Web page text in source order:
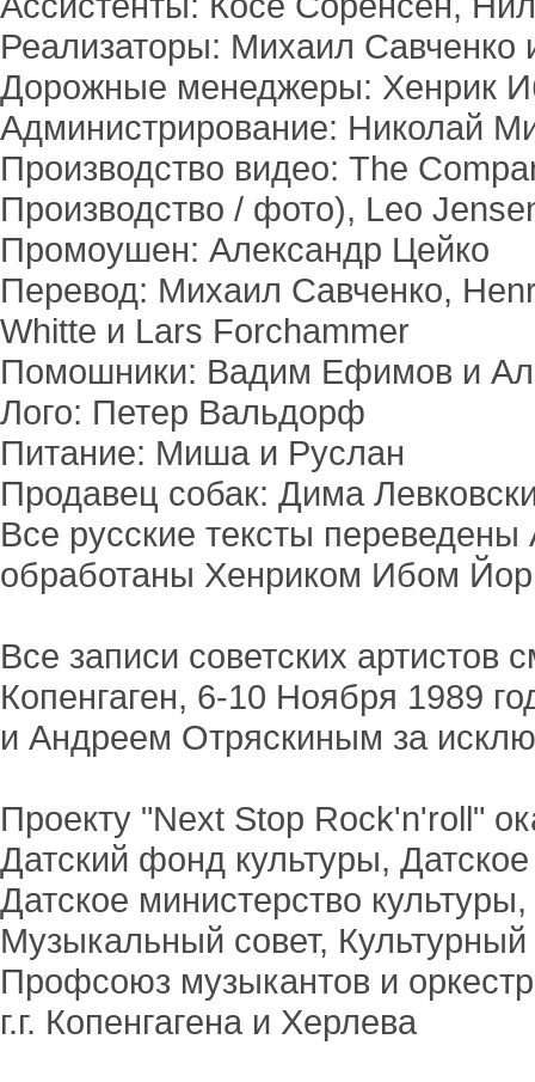
Реализаторы: Михаил Савченко
Дорожные менеджеры: Хенрик
Администрирование: Николай
Производство видео: The
Производство / фото), Leo
Промоушен: Александр Цейко
Перевод: Михаил Савченко,
Whitte и Lars Forchammer
Помошники: Вадим Ефимов и
Лого: Петер Вальдорф
Питание: Миша и Руслан
Продавец собак: Дима
Все русские тексты
обработаны Хенриком Ибом
Все записи советских
Копенгаген, 6-10 Ноября 1989
и Андреем Отряскиным за
Проекту "Next Stop Rock'n'roll"
Датский фонд культуры,
Датское министерство
Музыкальный совет,
Профсоюз музыкантов и
г.г. Копенгагена и Херлева